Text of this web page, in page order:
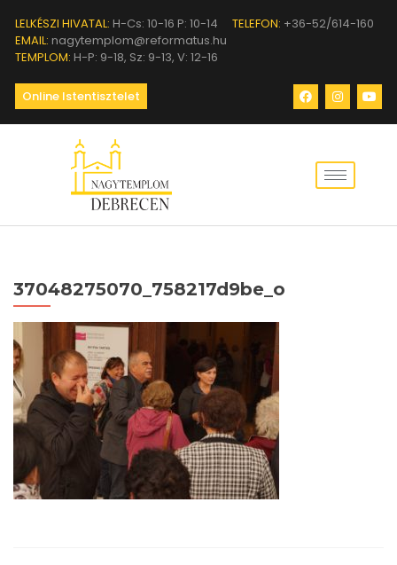
LELKÉSZI HIVATAL: H-Cs: 10-16 P: 10-14 TELEFON: +36-52/614-160
EMAIL: nagytemplom@reformatus.hu
TEMPLOM: H-P: 9-18, Sz: 9-13, V: 12-16
Online Istentisztelet
37048275070_758217d9be_o